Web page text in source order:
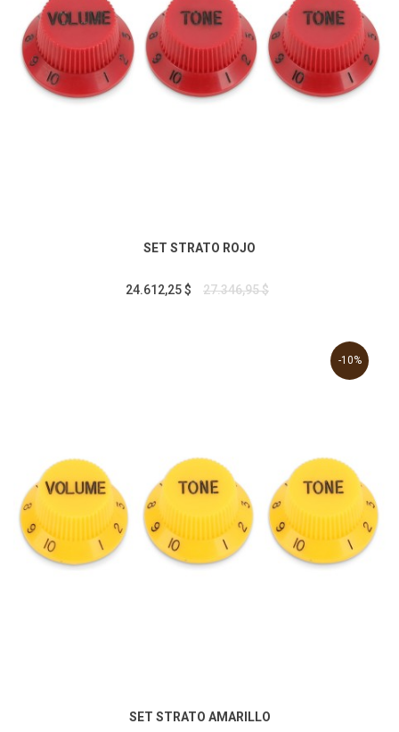
SET STRATO ROJO
24.612,25 $ 27.346,95 $
SET STRATO AMARILLO
-10%